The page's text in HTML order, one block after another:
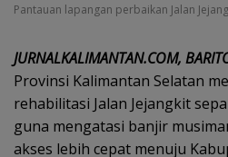
Pantauan lapangan perbaikan Jalan
JURNALKALIMANTAN.COM,
Provinsi Kalimantan Selatan
rehabilitasi Jalan Jejangkit
guna mengatasi banjir
akses lebih cepat menuju